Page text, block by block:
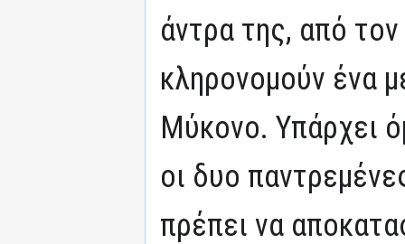
άντρα της, από
κληρονομούν ένα
Μύκονο. Υπάρχει
οι δυο
πρέπει να